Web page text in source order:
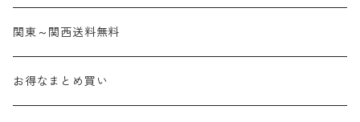
関東～関西送料無料
お得なまとめ買い